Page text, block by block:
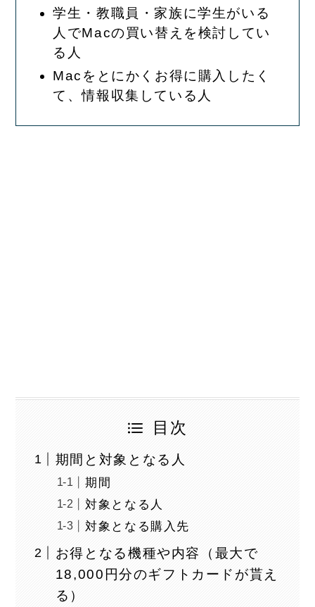
学生・教職員・家族に学生がいる
人でMacの買い替えを検討してい
る人
Macをとにかくお得に購入したく
て、情報収集している人
目次
期間と対象となる人
期間
対象となる人
対象となる購入先
お得となる機種や内容（最大で
18,000円分のギフトカードが貰え
る）